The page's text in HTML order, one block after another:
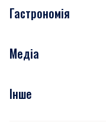
Субота
Краса
Гастрономія
Рецепти
Медіа
Фото
Інше